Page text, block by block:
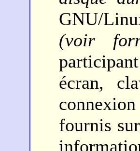
GNU/
(voir
écran,
fournis